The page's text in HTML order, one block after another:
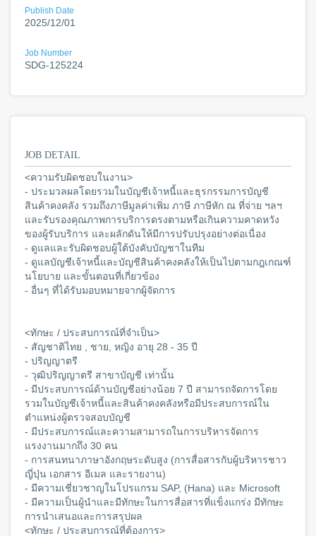
Publish Date
2025/12/01
Job Number
SDG-125224
JOB DETAIL
<ความรับผิดชอบในงาน>
- ประมวลผลโดยรวมในบัญชีเจ้าหนี้และธุรกรรมการบัญชี
สินค้าคงคลัง รวมถึงภาษีมูลค่าเพิ่ม ภาษี ภาษีหัก ณ ที่จ่าย ฯลฯ
และรับรองคุณภาพการบริการตรงตามหรือเกินความคาดหวัง
ของผู้รับบริการ และผลักดันให้มีการปรับปรุงอย่างต่อเนื่อง
- ดูแลและรับผิดชอบผู้ใต้บังคับบัญชาในทีม
- ดูแลบัญชีเจ้าหนี้และบัญชีสินค้าคงคลังให้เป็นไปตามกฎเกณฑ์
นโยบาย และขั้นตอนที่เกี่ยวข้อง
- อื่นๆ ที่ได้รับมอบหมายจากผู้จัดการ
<ทักษะ / ประสบการณ์ที่จำเป็น>
- สัญชาติไทย , ชาย, หญิง อายุ 28 - 35 ปี
- ปริญญาตรี
- วุฒิปริญญาตรี สาขาบัญชี เท่านั้น
- มีประสบการณ์ด้านบัญชีอย่างน้อย 7 ปี สามารถจัดการโดย
รวมในบัญชีเจ้าหนี้และสินค้าคงคลังหรือมีประสบการณ์ใน
ตำแหน่งผู้ตรวจสอบบัญชี
- มีประสบการณ์และความสามารถในการบริหารจัดการ
แรงงานมากถึง 30 คน
- การสนทนาภาษาอังกฤษระดับสูง (การสื่อสารกับผู้บริหารชาว
ญี่ปุ่น เอกสาร อีเมล และรายงาน)
- มีความเชี่ยวชาญในโปรแกรม SAP, (Hana) และ Microsoft
- มีความเป็นผู้นำและมีทักษะในการสื่อสารที่แข็งแกร่ง มีทักษะ
การนำเสนอและการสรุปผล
<ทักษะ / ประสบการณ์ที่ต้องการ>